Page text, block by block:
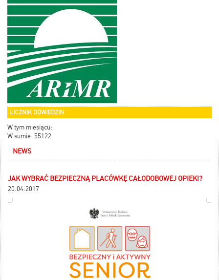
LICZNIK ODWIEDZIN
W tym miesiącu:
W sumie: 55122
NEWS
JAK WYBRAĆ BEZPIECZNĄ PLACÓWKĘ CAŁODOBOWEJ OPIEKI?
20.04.2017